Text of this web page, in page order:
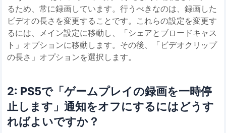
るため、常に録画しています。行うべきなのは、録画した
ビデオの長さを変更することです。これらの設定を変更す
るには、メイン設定に移動し、「シェアとブロードキャス
ト」オプションに移動します。その後、「ビデオクリップ
の長さ」オプションを選択します。
2: PS5で「ゲームプレイの録画を一時停
止します」通知をオフにするにはどうす
ればよいですか？